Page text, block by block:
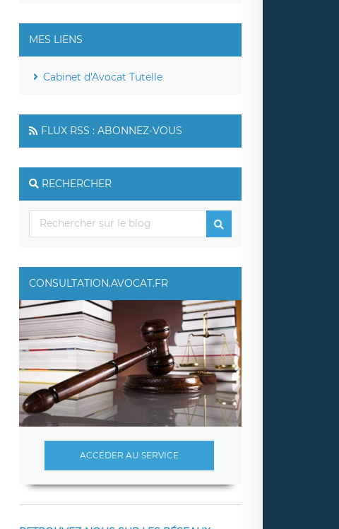
MES LIENS
Cabinet d'Avocat Tutelle
FLUX RSS : ABONNEZ-VOUS
RECHERCHER
CONSULTATION.AVOCAT.FR
ACCÉDER AU SERVICE